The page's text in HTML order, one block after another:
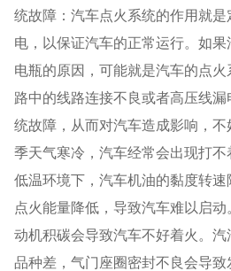
统故障：汽车点火系统的作用就
电，以保证汽车的正常运行。如
电瓶的原因，可能就是汽车的点
路中的线路连接不良或者高压线
统故障，从而对汽车造成影响，
季天气寒冷，汽车经常会出现打
低温环境下，汽车机油的黏度转
点火能量降低，导致汽车难以启
动机积碳会导致汽车不好着火。
品种差，气门座圈密封不良会导